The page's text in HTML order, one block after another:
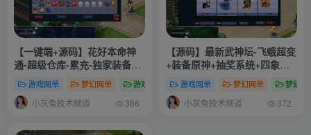
【一键端+源码】花好本命神
通-超级仓库-累充-独家装备词
条-内置多开-转生等
游戏网单 梦幻网单 游戏分享
小灰兔技术频道 366
【源码】最新武神坛-飞蛾超变
+装备原神+抽奖系统+四象系
统+无极神魂系统+装备buff系
统+装备洗练系统+境界系统
+挂机系统+功能颇多自行体验
游戏网单 梦幻网单 梦幻专
小灰兔技术频道 372